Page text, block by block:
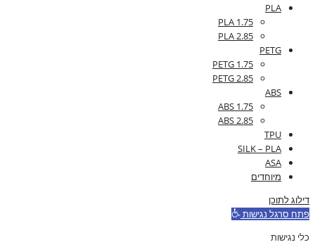
PLA
PLA 1.75
PLA 2.85
PETG
PETG 1.75
PETG 2.85
ABS
ABS 1.75
ABS 2.85
TPU
SILK – PLA
ASA
מיוחדים
דילוג לתוכן
פתח סרגל נגישות
כלי נגישות